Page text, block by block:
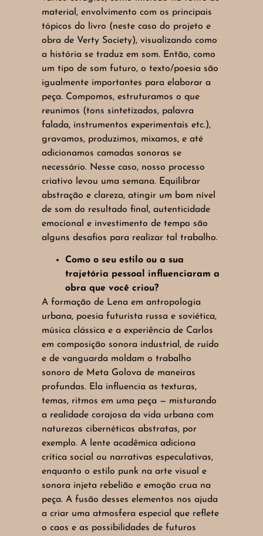
material, envolvimento com os principais
tópicos do livro (neste caso do projeto e
obra de Verty Society), visualizando como
a história se traduz em som. Então, como
um tipo de som futuro, o texto/poesia são
igualmente importantes para elaborar a
peça. Compomos, estruturamos o que
reunimos (tons sintetizados, palavra
falada, instrumentos experimentais etc.),
gravamos, produzimos, mixamos, e até
adicionamos camadas sonoras se
necessário. Nesse caso, nosso processo
criativo levou uma semana. Equilibrar
abstração e clareza, atingir um bom nível
de som do resultado final, autenticidade
emocional e investimento de tempo são
alguns desafios para realizar tal trabalho.
Como o seu estilo ou a sua
trajetória pessoal influenciaram a
obra que você criou?
A formação de Lena em antropologia
urbana, poesia futurista russa e soviética,
música clássica e a experiência de Carlos
em composição sonora industrial, de ruído
e de vanguarda moldam o trabalho
sonoro de Meta Golova de maneiras
profundas. Ela influencia as texturas,
temas, ritmos em uma peça — misturando
a realidade corajosa da vida urbana com
naturezas cibernéticas abstratas, por
exemplo. A lente acadêmica adiciona
crítica social ou narrativas especulativas,
enquanto o estilo punk na arte visual e
sonora injeta rebelião e emoção crua na
peça. A fusão desses elementos nos ajuda
a criar uma atmosfera especial que reflete
o caos e as possibilidades de futuros